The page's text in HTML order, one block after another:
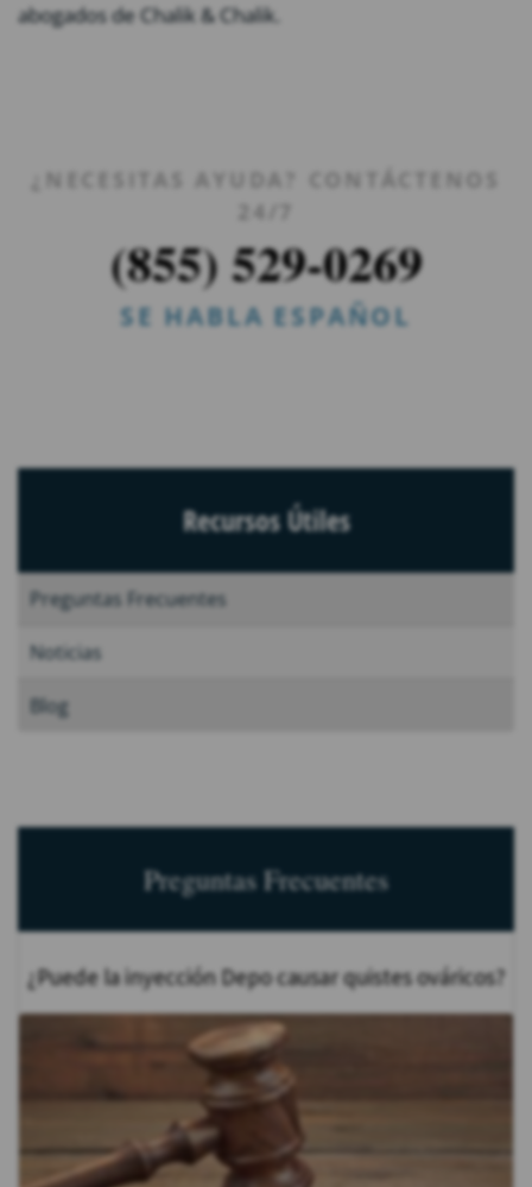
abogados de Chalik & Chalik.
¿NECESITAS AYUDA? CONTÁCTENOS
24/7
(855) 529-0269
SE HABLA ESPAÑOL
Recursos Útiles
Preguntas Frecuentes
Noticias
Blog
Preguntas Frecuentes
¿Puede la inyección Depo causar quistes ováricos?